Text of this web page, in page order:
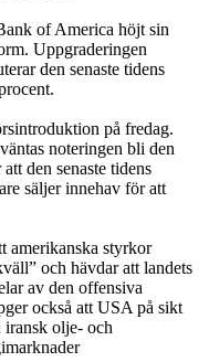
of America höjt sin
Uppgraderingen
den senaste tidens
på fredag.
noteringen bli den
den senaste tidens
säljer innehav för att
amerikanska styrkor
och hävdar att landets
av den offensiva
också att USA på sikt
olje- och